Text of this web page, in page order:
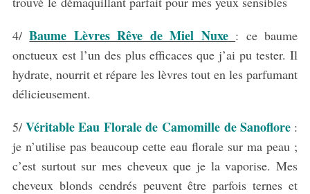
4/Baume Lèvres Rêve de Miel Nuxe : ce baume
onctueux est l’un des plus efficaces que j’ai pu tester. Il
hydrate, nourrit et répare les lèvres tout en les parfumant
délicieusement.
5/Véritable Eau Florale de Camomille de Sanoflore:
je n’utilise pas beaucoup cette eau florale sur ma peau ;
c’est surtout sur mes cheveux que je la vaporise. Mes
cheveux blonds cendrés peuvent être parfois ternes et